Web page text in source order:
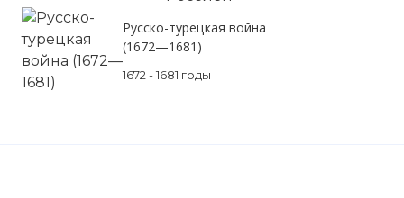
Русско-турецкая война
(1672—1681)
1672 - 1681 годы